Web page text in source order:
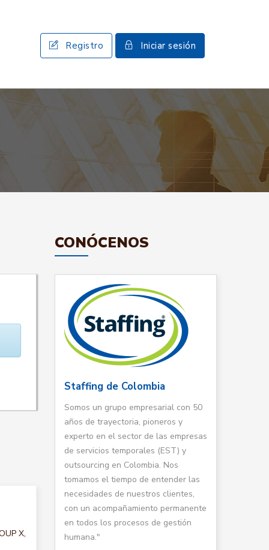
Registro Iniciar sesión
X,
CONÓCENOS
Staffing de Colombia
Somos un grupo empresarial con 50
años de trayectoria, pioneros y
experto en el sector de las empresas
de servicios temporales (EST) y
outsourcing en Colombia. Nos
tomamos el tiempo de entender las
necesidades de nuestros clientes,
con un acompañamiento permanente
en todos los procesos de gestión
humana."